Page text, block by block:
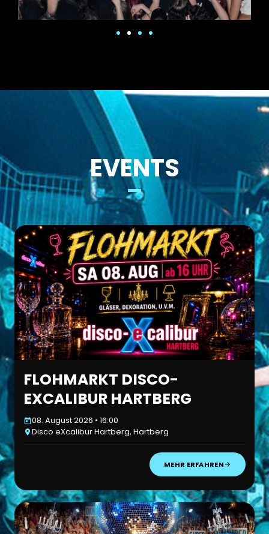
EVENTS
FLOHMARKT DISCO-
EXCALIBUR HARTBERG
08. August 2026 • 16:00
Disco eXcalibur Hartberg, Hartberg
MEHR ERFAHREN